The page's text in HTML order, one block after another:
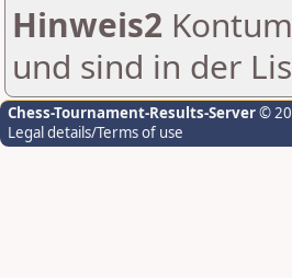
Hinweis2
und sind in der
Chess-Tournament-Results-Server©
Legal details/Terms of use